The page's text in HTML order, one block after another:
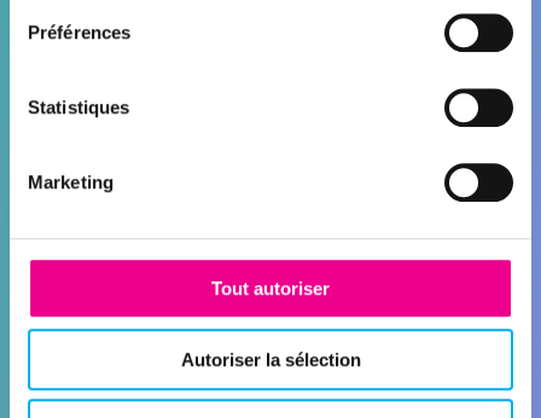
Préférences
Statistiques
Marketing
Tout autoriser
Autoriser la sélection
CONNECT
HubSpot
Découvrir la solution